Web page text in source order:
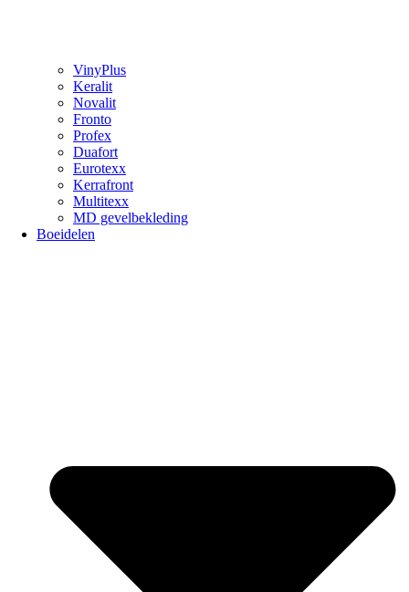
VinyPlus
Keralit
Novalit
Fronto
Profex
Duafort
Eurotexx
Kerrafront
Multitexx
MD gevelbekleding
Boeidelen